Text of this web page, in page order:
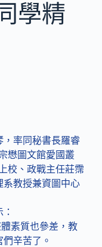
學精
，率同秘書長羅睿
懋圖文館愛國叢
校、政戰主任莊霈
系教授兼資圖中心
素質也參差，教
辛苦了。